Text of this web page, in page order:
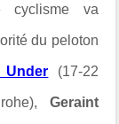
va
du peloton
(17-22
Geraint